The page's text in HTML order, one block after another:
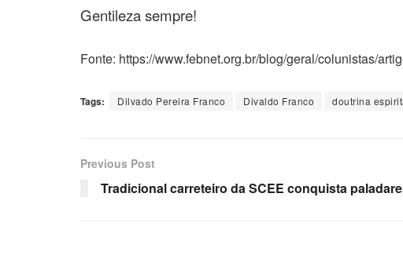
Gentileza sempre!
Fonte: https://www.febnet.org.br/blog/geral/colunistas/
Tags: Dilvado Pereira Franco Divaldo Franco doutrina
Previous Post
Tradicional carreteiro da SCEE conquista